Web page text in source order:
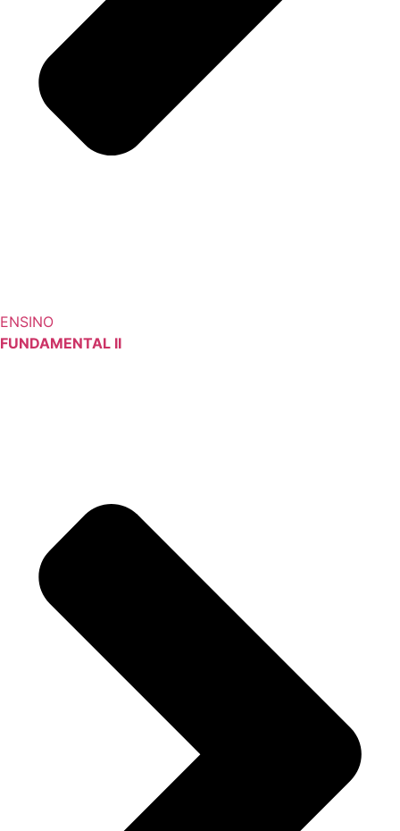
ENSINO
FUNDAMENTAL II